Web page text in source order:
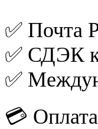
✅ Почта
✅ СДЭК
✅
💳